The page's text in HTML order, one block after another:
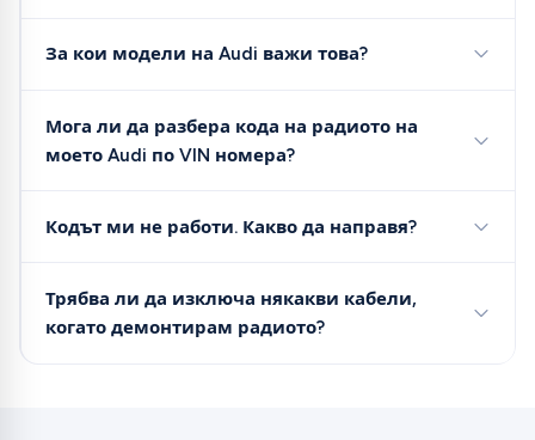
За кои модели на Audi важи това?
Мога ли да разбера кода на радиото на
моето Audi по VIN номера?
Кодът ми не работи. Какво да направя?
Трябва ли да изключа някакви кабели,
когато демонтирам радиото?